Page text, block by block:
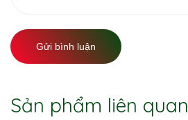
Gửi bình luận
Sản phẩm liên quan